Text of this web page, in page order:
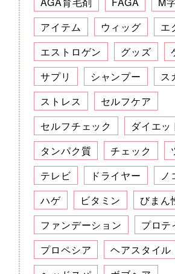
アイテム
ウィッグ
エ
エストロゲン
グッズ
サプリ
シャンプー
ス
ストレス
セルフケア
セルフチェック
ダイエッ
タンパク質
チェック
テレビ
ドライヤー
ノ
ハゲ
ビタミン
びまん
ファンデーション
プロテ
プロペシア
ヘアスタイル